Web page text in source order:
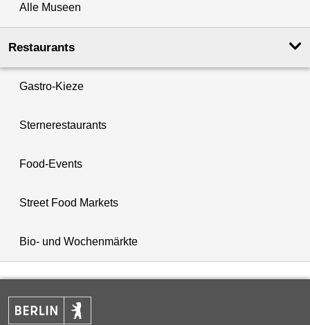
Alle Museen
Restaurants
Gastro-Kieze
Sternerestaurants
Food-Events
Street Food Markets
Bio- und Wochenmärkte